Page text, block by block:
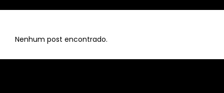
Nenhum post encontrado.